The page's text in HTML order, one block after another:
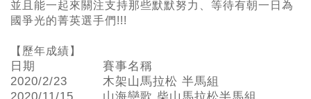
並且能一起來關注支持那些默默努力、等待有朝一日為
國爭光的菁英選手們!!!
【歷年成績】
日期
賽事名稱
2020/2/23
木架山馬拉松 半馬組